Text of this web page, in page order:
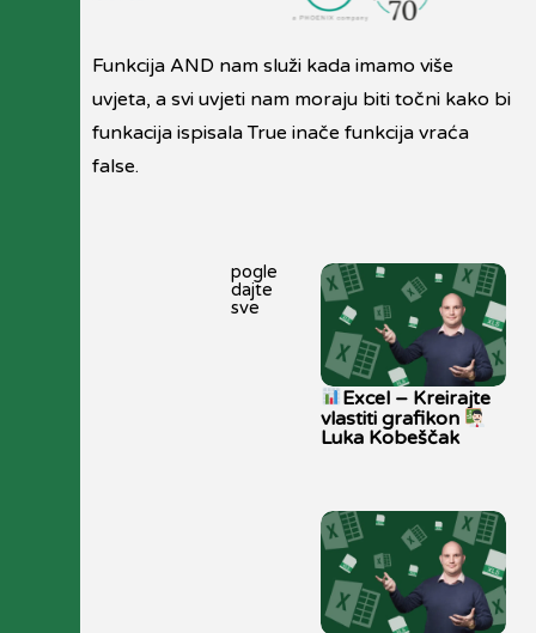
Funkcija AND nam služi kada imamo više
uvjeta, a svi uvjeti nam moraju biti točni kako bi
funkacija ispisala True inače funkcija vraća
false.
pogle
dajte
sve
Excel – Kreirajte
vlastiti grafikon
Luka Kobeščak